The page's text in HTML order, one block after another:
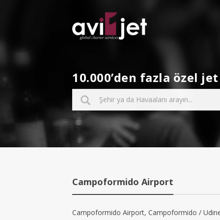
10.000’den fazla özel
Campoformido Airport
Campoformido Airport, Campoformido /